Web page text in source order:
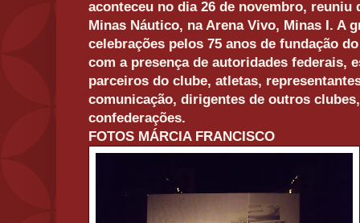
aconteceu no dia 26 de novembro,
Minas Náutico, na Arena Vivo, Minas I. A
celebrações pelos 75 anos de fundação
com a presença de autoridades federais,
parceiros do clube, atletas,
comunicação, dirigentes de outros
confederações.
FOTOS MÁRCIA FRANCISCO